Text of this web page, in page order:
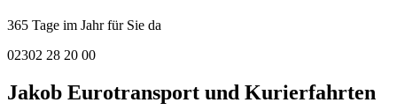
365 Tage im Jahr für Sie da
02302 28 20 00
Jakob Eurotransport und Kurierfahrten